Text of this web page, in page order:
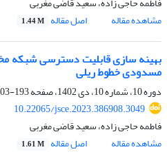
مشاهده مقاله
اصل مقاله 1.44 M
بهینه سازی قابلیت دسترسی شبکه
مسدودی خطوط ریلی
دوره 10، شماره 10، دی 1402، صفحه
193-203
10.22065/jsce.2023.386908.3049
فاطمه حاجی زاده، سعید قاضی مغربی
مشاهده مقاله
اصل مقاله 1.61 M